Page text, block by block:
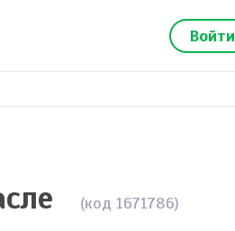
Войти
(код 1671786)